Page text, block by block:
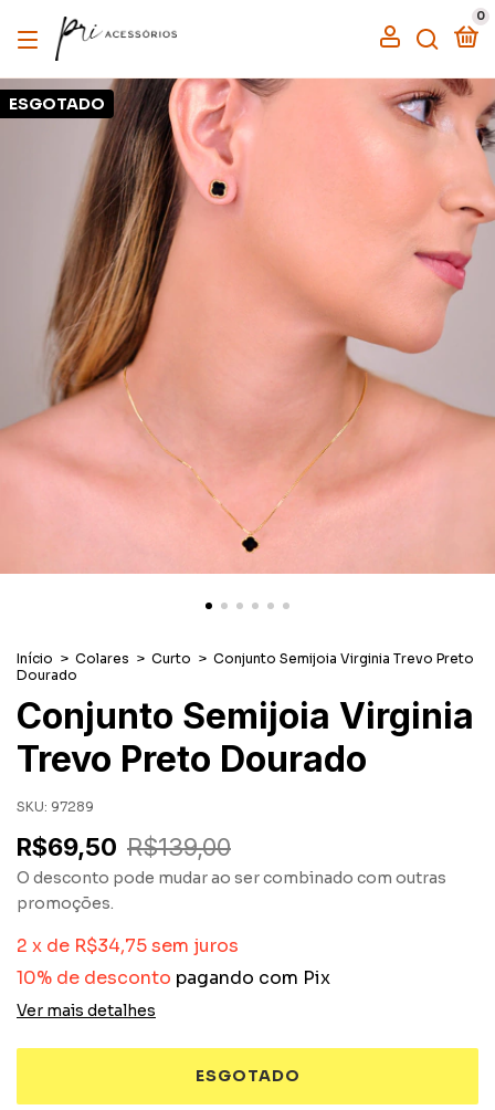
0
ESGOTADO
Início > Colares > Curto > Conjunto Semijoia Virginia Trevo Preto
Dourado
Conjunto Semijoia Virginia
Trevo Preto Dourado
SKU: 97289
R$69,50 R$139,00
O desconto pode mudar ao ser combinado com outras
promoções.
2 x de R$34,75sem juros
10% de desconto pagando com Pix
Ver mais detalhes